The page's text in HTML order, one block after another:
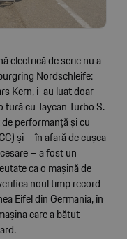
electrică de serie nu a
Nordschleife:
Kern, i-au luat doar
cu Taycan Turbo S.
performanță și cu
și – în afară de cușca
– a fost un
ca o mașină de
noul timp record
Eifel din Germania, în
care a bătut